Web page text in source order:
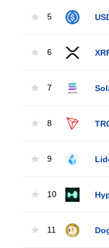
5
6
7
8
9
10
11